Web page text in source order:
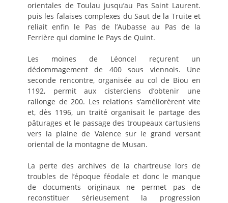
orientales de Toulau jusqu’au Pas Saint Laurent.
puis les falaises complexes du Saut de la Truite et
reliait enfin le Pas de l’Aubasse au Pas de la
Ferrière qui domine le Pays de Quint.
Les moines de Léoncel reçurent un
dédommagement de 400 sous viennois. Une
seconde rencontre, organisée au col de Biou en
1192, permit aux cisterciens d’obtenir une
rallonge de 200. Les relations s’améliorèrent vite
et, dès 1196, un traité organisait le partage des
pâturages et le passage des troupeaux cartusiens
vers la plaine de Valence sur le grand versant
oriental de la montagne de Musan.
La perte des archives de la chartreuse lors de
troubles de l’époque féodale et donc le manque
de documents originaux ne permet pas de
reconstituer sérieusement la progression